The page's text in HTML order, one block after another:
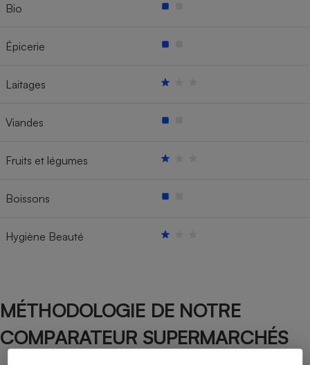
Bio
Épicerie
Laitages
Viandes
Fruits et légumes
Boissons
Hygiène Beauté
MÉTHODOLOGIE DE NOTRE
COMPARATEUR SUPERMARCHÉS